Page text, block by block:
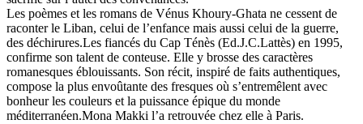
Les poèmes et les romans de Vénus Khoury-Ghata ne cessent de
raconter le Liban, celui de l’enfance mais aussi celui de la guerre,
des déchirures.Les fiancés du Cap Ténès (Ed.J.C.Lattès) en 1995,
confirme son talent de conteuse. Elle y brosse des caractères
romanesques éblouissants. Son récit, inspiré de faits authentiques,
compose la plus envoûtante des fresques où s’entremêlent avec
bonheur les couleurs et la puissance épique du monde
méditerranéen.Mona Makki l’a retrouvée chez elle à Paris.